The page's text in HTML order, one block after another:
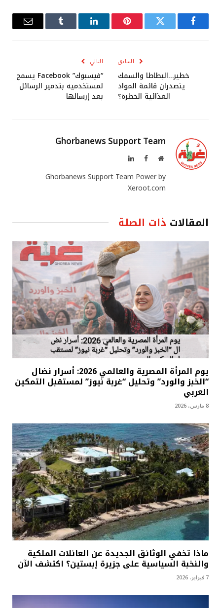
فيسبوك تويتر بينتيريستلينكدإن Tumblr
البريد
السابق
خطير…البطاطا والسمك
يتصدران قائمة المواد
الغذائية الخطرة؟
التالي
“فيسبوك” Facebook يسمح
لمستخدميه بتدمير الرسائل
بعد إرسالها
Ghorbanews Support Team
موقعفيسبوكلينكدإن
Ghorbanews Support Team Power by
Xeroot.com
المقالات ذات الصلة
يوم المرأة المصرية والعالمي 2026: أسرار نضال
“الخبز والورد” وتحليل “غربة نيوز” لمستقبل التمكين
العربي
8 مارس، 2026
ماذا تخفي الوثائق الجديدة عن العائلات الملكية
والنخبة السياسية على جزيرة إبستين؟ اكتشف الآن
7 فبراير، 2026